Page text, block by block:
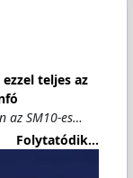
teljes az
az SM10-es…
Folytatódik...